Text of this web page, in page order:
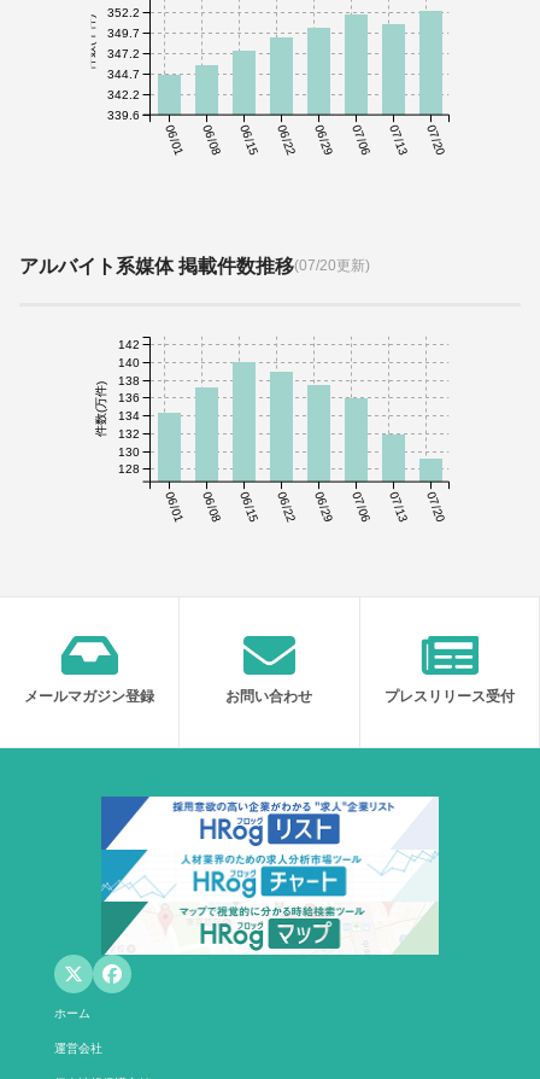
06/01 06/08 06/15 06/22 06/29 07/06 07/13 07/20
件数(千件)
339.6
342.2
344.7
347.2
349.7
352.2
アルバイト系媒体 掲載件数推移(07/20更新)
06/01 06/08 06/15 06/22 06/29 07/06 07/13 07/20
件数(万件)
128
130
132
134
136
138
140
142
メールマガジン登録 お問い合わせ プレスリリース受付
ホーム
運営会社